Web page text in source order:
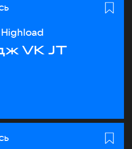
VK JT